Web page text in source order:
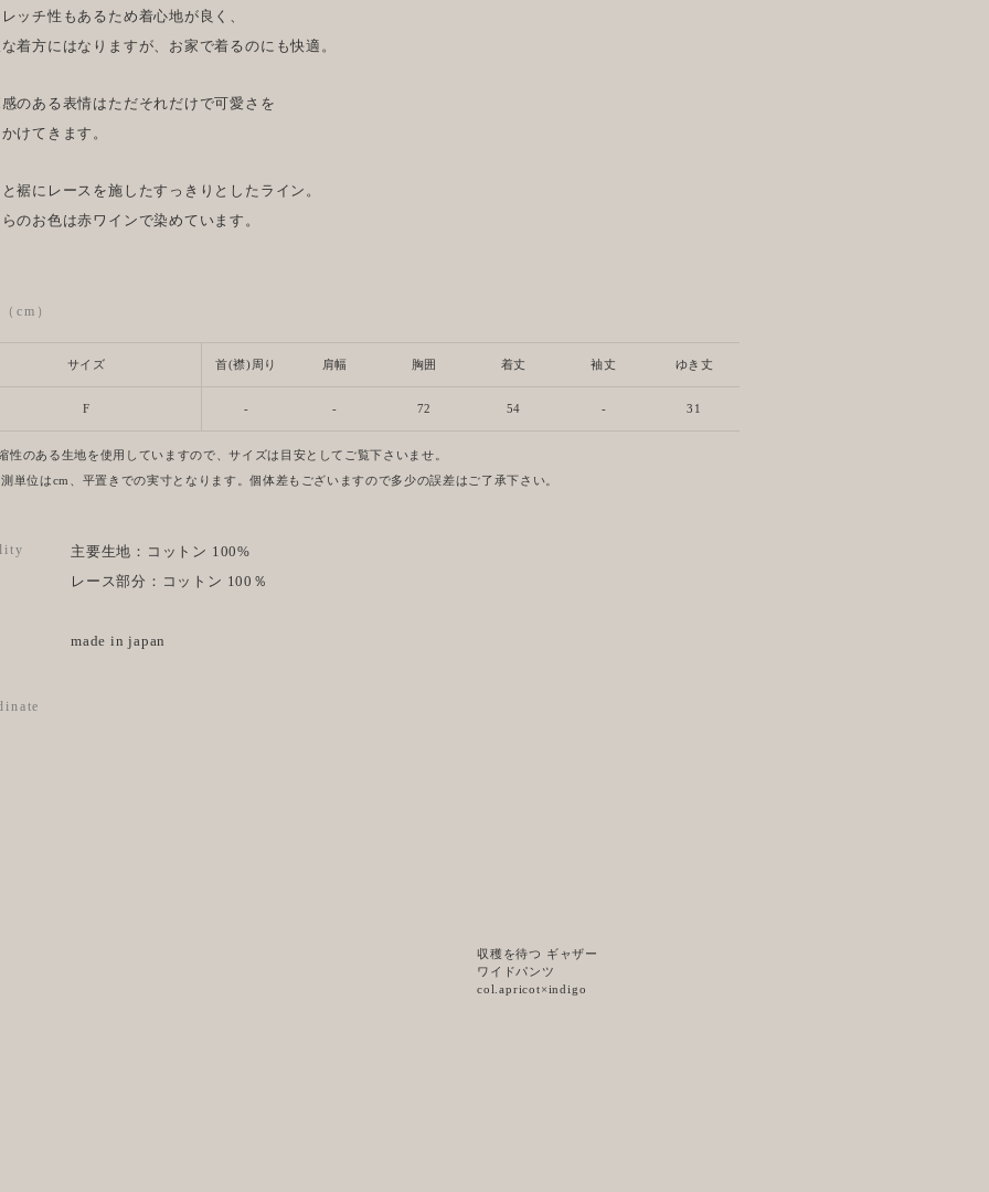
ッチ性もあるため着心地が良く、
着方にはなりますが、お家で着るのにも快適。
のある表情はただそれだけで可愛さを
けてきます。
裾にレースを施したすっきりとしたライン。
らのお色は赤ワインで染めています。
cm）
サイズ 首(襟)周り 肩幅 胸囲 着丈 袖丈 ゆき丈
F - - 72 54 - 31
性のある生地を使用していますので、サイズは目安としてご覧下さいませ。
単位はcm、平置きでの実寸となります。個体差もございますので多少の誤差はご了承下さい。
主要生地：コットン 100%
レース部分：コットン 100％
made in japan
収穫を待つ ギャザー
ワイドパンツ
col.apricot×indigo